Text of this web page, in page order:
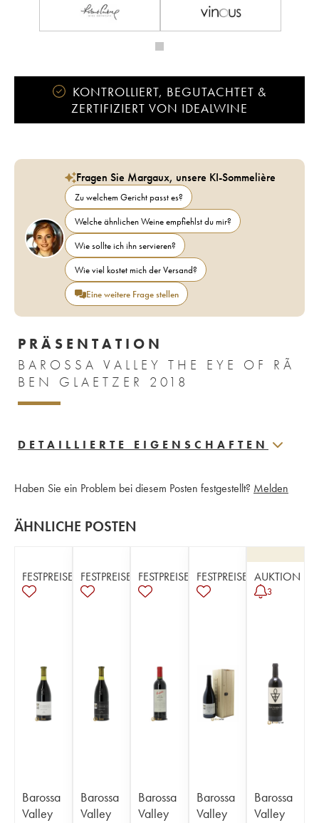
KONTROLLIERT, BEGUTACHTET &
ZERTIFIZIERT VON IDEALWINE
Fragen Sie Margaux, unsere KI-Sommelière
Zu welchem Gericht passt es?
Welche ähnlichen Weine empfiehlst du mir?
Wie sollte ich ihn servieren?
Wie viel kostet mich der Versand?
Eine weitere Frage stellen
PRÄSENTATION
BAROSSA VALLEY THE EYE OF RÃ
BEN GLAETZER 2018
DETAILLIERTE EIGENSCHAFTEN
Haben Sie ein Problem bei diesem Posten festgestellt? Melden
ÄHNLICHE POSTEN
FESTPREISE
Barossa
Valley
FESTPREISE
Barossa
Valley
FESTPREISE
Barossa
Valley
FESTPREISE
Barossa
Valley
AUKTION
3
Barossa
Valley